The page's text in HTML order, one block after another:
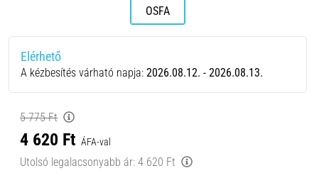
OSFA
Elérhető
A kézbesítés várható napja: 2026.08.12. - 2026.08.13.
5 775 Ft
4 620 Ft ÁFA-val
Utolsó legalacsonyabb ár: 4 620 Ft